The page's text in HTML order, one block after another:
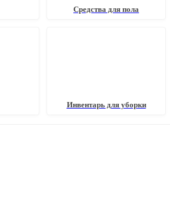
Средства для пола
Инвентарь для уборки